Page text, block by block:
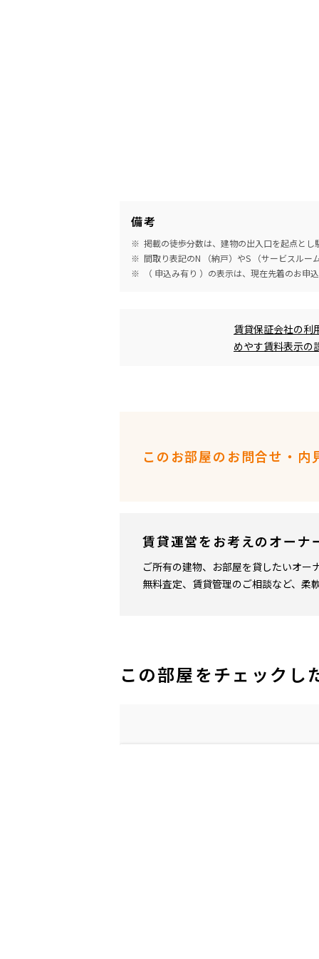
備考
掲載の徒歩分数は、建物の出入口を起点と
間取り表記のN （納戸）やS （サービスル
（ 申込み有り ）の表示は、現在先着のお
めやす賃料表示賃貸保証会社の利
めやす賃料表示の
このお部屋のお問合せ・内
賃貸運営をお考えのオーナ
ご所有の建物、お部屋を貸したいオー
無料査定、賃貸管理のご相談など、柔
この部屋をチェックし